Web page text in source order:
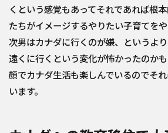
くという感覚もあってそれであれば根
たちがイメージするやりたい子育てをや
次男はカナダに行くのが嫌、というよ
遠くに行くという変化が怖かったのか
顔でカナダ生活も楽しんでいるのでそ
います。